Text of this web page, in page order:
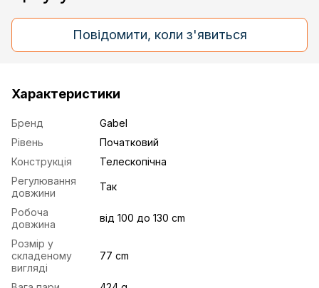
Повідомити, коли з'явиться
Характеристики
Бренд
Gabel
Рівень
Початковий
Конструкція
Телескопічна
Регулювання
довжини
Так
Робоча
довжина
від 100 до 130 cm
Розмір у
складеному
вигляді
77 cm